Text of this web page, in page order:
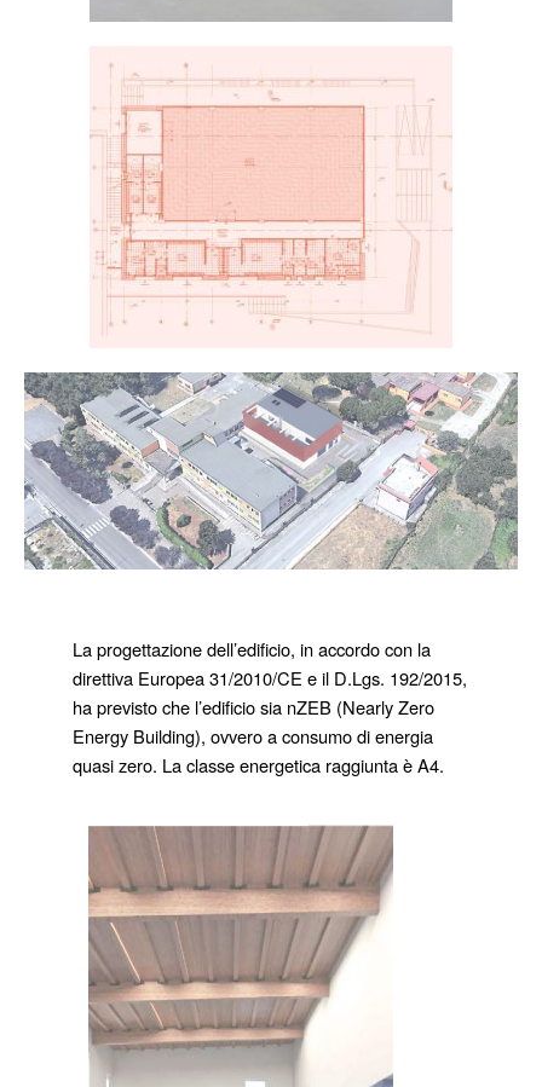
La progettazione dell’edificio, in accordo con la
direttiva Europea 31/2010/CE e il D.Lgs. 192/2015,
ha previsto che l’edificio sia nZEB (Nearly Zero
Energy Building), ovvero a consumo di energia
quasi zero. La classe energetica raggiunta è A4.